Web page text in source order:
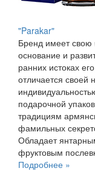
"Parakar"
Бренд имеет свою
основание и
ранних истоках
отличается своей
подарочной
традициям
фамильных
Обладает
фруктовым
Подробнее »